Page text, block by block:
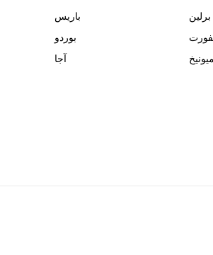
باريس
بوردو
آجا
برلين
ميونيخ